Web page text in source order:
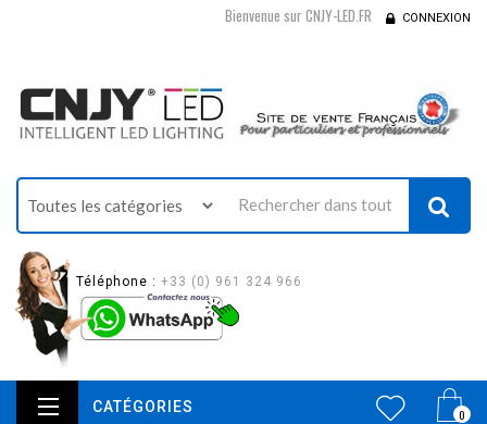
Bienvenue sur CNJY-LED.FR CONNEXION
Téléphone : +33 (0) 961 324 966
0
CATÉGORIES